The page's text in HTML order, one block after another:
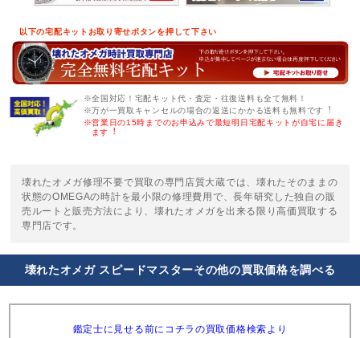
以下の宅配キットお取り寄せボタンを押して下さい
※全国対応！宅配キット代・査定・往復送料も全て無料！
※万が一買取キャンセルの場合の返送にかかる送料も無料です︕
※営業日の15時までのお申込みで最短明日宅配キットが自宅に届き
ます︕
壊れたオメガ修理不要で買取の専門店質大蔵では、壊れたそのままの
状態のOMEGAの時計を最小限の修理費用で、長年研究した独自の販
売ルートと販売方法により、壊れたオメガを出来る限り高価買取する
専門店です。
壊れたオメガ スピードマスターその他の買取価格を調べる
鑑定士に見せる前にコチラの買取価格検索より